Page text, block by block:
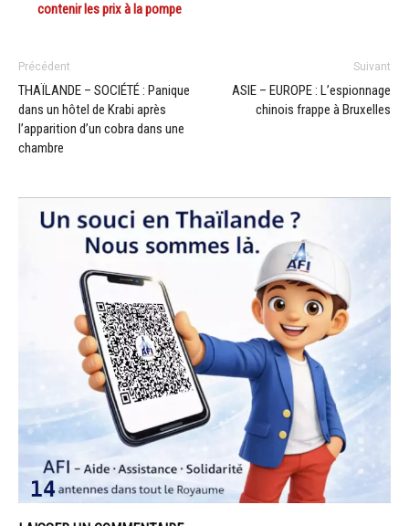
contenir les prix à la pompe
Précédent
THAÏLANDE – SOCIÉTÉ : Panique
dans un hôtel de Krabi après
l’apparition d’un cobra dans une
chambre
Suivant
ASIE – EUROPE : L’espionnage
chinois frappe à Bruxelles